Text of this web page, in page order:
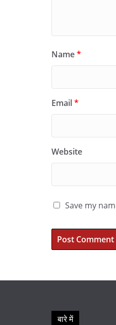
Name*
Email*
Website
Save my
बारे में